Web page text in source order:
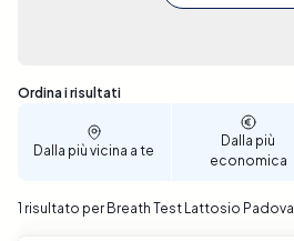
Sono stati trovati 1 risultati
Ordina i risultati
Dalla più vicina a te
Dalla più
economica
1 risultato per Breath Test Lattosio Padova